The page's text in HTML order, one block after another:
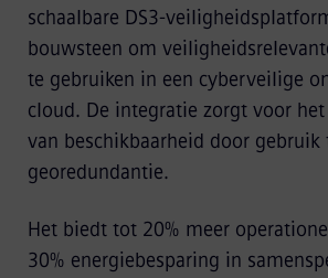
schaalbare DS3-
bouwsteen om
te gebruiken in een cyberveilige
cloud. De integratie zorgt voor
van beschikbaarheid door gebruik
georedundantie.
Het biedt tot 20% meer
30% energiebesparing in